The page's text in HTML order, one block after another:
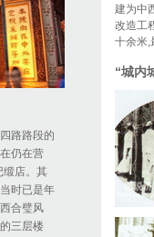
路路段的
仍在营
缎店。其
时已是年
合璧风
三层楼
建为中
改造工
十余
“城内